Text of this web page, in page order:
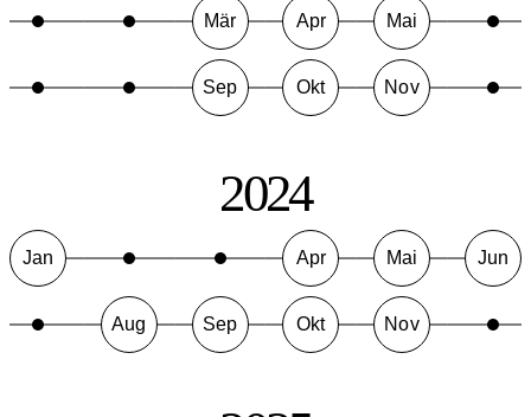
Mär Apr Mai
Sep Okt Nov
2024
Jan Apr Mai Jun
Aug Sep Okt Nov